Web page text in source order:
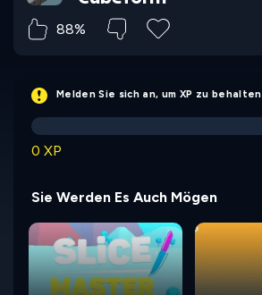
88%
Melden Sie sich an, um XP zu behalten
0 XP
Sie Werden Es Auch Mögen